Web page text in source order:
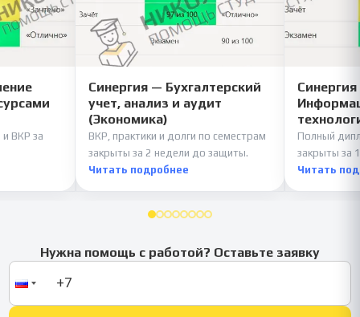
и ВКР за
Синергия — Бухгалтерский
учет, анализ и аудит
(Экономика)
ВКР, практики и долги по семестрам
закрыты за 2 недели до защиты.
Читать подробнее
Полный
закрыты за
Читать
Нужна помощь с работой? Оставьте заявку